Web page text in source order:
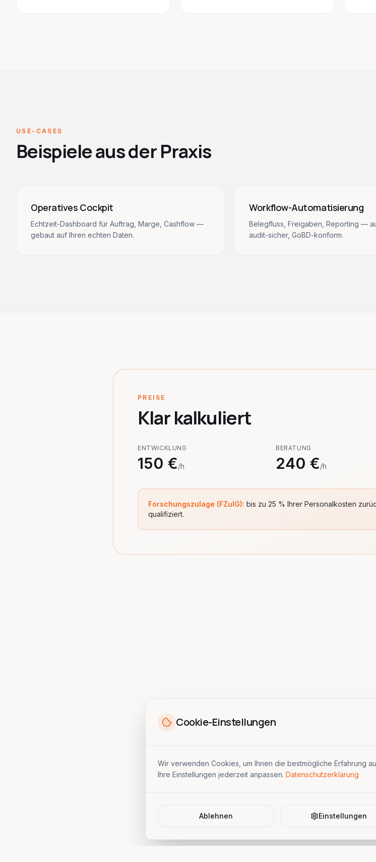
Cookie-Einstellungen
Wir verwenden Cookies, um Ihnen die bestmögliche Erfahrung
Ihre Einstellungen jederzeit anpassen. Datenschutzerklärung
Ablehnen Einstellungen
USE-CASES
Beispiele aus der Praxis
Operatives Cockpit
Echtzeit-Dashboard für Auftrag, Marge, Cashflow —
gebaut auf Ihren echten Daten.
Workflow-Automatisierung
Belegfluss, Freigaben, Reporting —
audit-sicher, GoBD-konform.
PREISE
Klar kalkuliert
ENTWICKLUNG
150 €/h
BERATUNG
240 €/h
Forschungszulage (FZulG): bis zu 25 % Ihrer Personalkosten
qualifiziert.